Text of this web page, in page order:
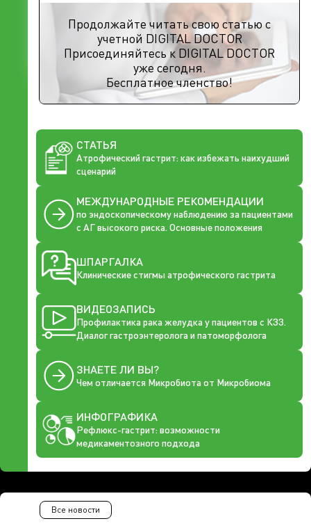
Продолжайте читать свою статью с
учетной DIGITAL DOCTOR
Присоединяйтесь к DIGITAL DOCTOR
уже сегодня.
Бесплатное членство!
СТАТЬЯ
Атрофический гастрит: как избежать наихудший
сценарий
МЕЖДУНАРОДНЫЕ РЕКОМЕНДАЦИИ
по эндоскопическому наблюдению за пациентами
с АГ высокого риска. Основные положения
ШПАРГАЛКА
Клинические стигмы атрофического гастрита
ВИДЕОЗАПИСЬ
Профилактика рака желудка у пациентов с КЗЗ.
Диалог гастроэнтеролога и патоморфолога
ЗНАЕТЕ ЛИ ВЫ?
Чем отличается Микробиота от Микробиома
ИНФОГРАФИКА
Рефлюкс-гастрит: возможности
медикаментозного подхода
Все новости